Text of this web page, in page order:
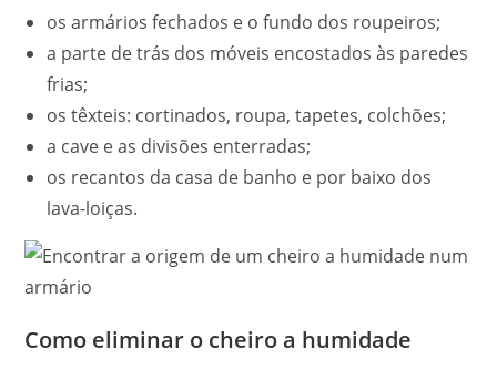
os armários fechados e o fundo dos roupeiros;
a parte de trás dos móveis encostados às paredes
frias;
os têxteis: cortinados, roupa, tapetes, colchões;
a cave e as divisões enterradas;
os recantos da casa de banho e por baixo dos
lava-loiças.
Como eliminar o cheiro a humidade